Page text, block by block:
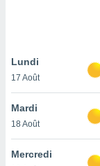
pas
de
à
cas,
Lundi
17 Août
Mardi
18 Août
Mercredi